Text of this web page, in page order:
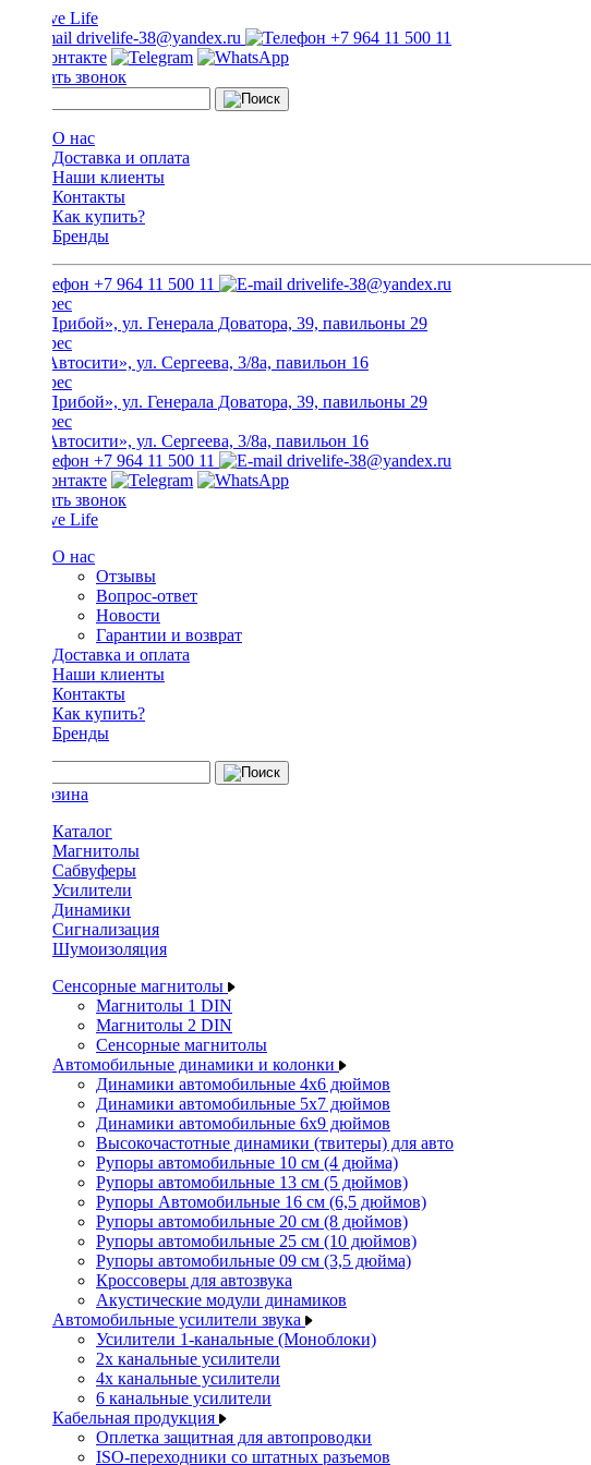
drivelife-38@yandex.ru +7 964 11 500 11
Заказать звонок
О нас
Доставка и оплата
Наши клиенты
Контакты
Как купить?
Бренды
+7 964 11 500 11 drivelife-38@yandex.ru
ТЦ «Прибой», ул. Генерала Доватора, 39, павильоны 29
ТЦ «Автосити», ул. Сергеева, 3/8а, павильон 16
ТЦ «Прибой», ул. Генерала Доватора, 39, павильоны 29
ТЦ «Автосити», ул. Сергеева, 3/8а, павильон 16
+7 964 11 500 11
drivelife-38@yandex.ru
Заказать звонок
О нас
Отзывы
Вопрос-ответ
Новости
Гарантии и возврат
Доставка и оплата
Наши клиенты
Контакты
Как купить?
Бренды
Каталог
Магнитолы
Сабвуферы
Усилители
Динамики
Сигнализация
Шумоизоляция
Сенсорные магнитолы
Магнитолы 1 DIN
Магнитолы 2 DIN
Сенсорные магнитолы
Автомобильные динамики и колонки
Динамики автомобильные 4x6 дюймов
Динамики автомобильные 5x7 дюймов
Динамики автомобильные 6x9 дюймов
Высокочастотные динамики (твитеры) для авто
Рупоры автомобильные 10 см (4 дюйма)
Рупоры автомобильные 13 см (5 дюймов)
Рупоры Автомобильные 16 см (6,5 дюймов)
Рупоры автомобильные 20 см (8 дюймов)
Рупоры автомобильные 25 см (10 дюймов)
Рупоры автомобильные 09 см (3,5 дюйма)
Кроссоверы для автозвука
Акустические модули динамиков
Автомобильные усилители звука
Усилители 1-канальные (Моноблоки)
2х канальные усилители
4х канальные усилители
6 канальные усилители
Кабельная продукция
Оплетка защитная для автопроводки
ISO-переходники со штатных разъемов